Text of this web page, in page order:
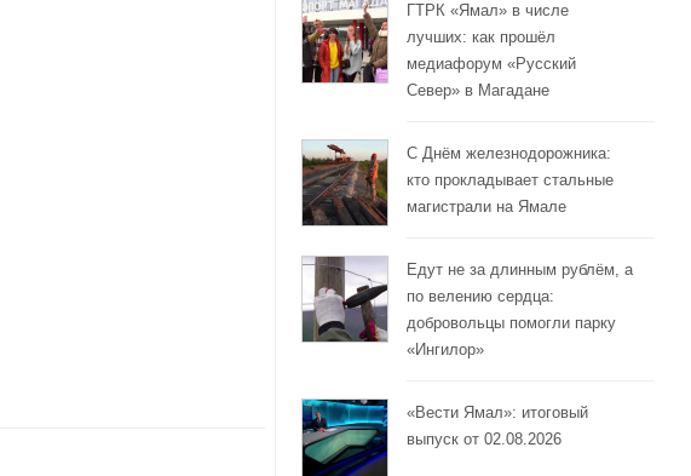
ГТРК «Ямал» в числе
лучших: как прошёл
медиафорум «Русский
Север» в Магадане
С Днём железнодорожника:
кто прокладывает стальные
магистрали на Ямале
Едут не за длинным рублём, а
по велению сердца:
добровольцы помогли парку
«Ингилор»
«Вести Ямал»: итоговый
выпуск от 02.08.2026